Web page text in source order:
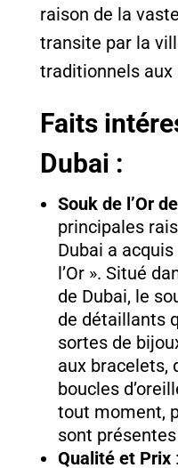
raison de la
transite par la
traditionnels aux
Faits
Dubai :
Souk de l’Or
principales
Dubai a
l’Or ». Situé
de Dubai, le
de détaillants
sortes de
aux bracelets,
boucles
tout moment,
sont
Qualité et Prix